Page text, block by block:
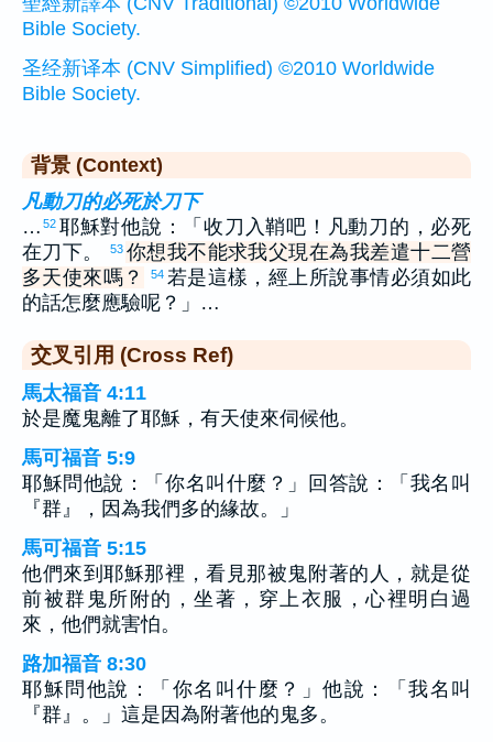
Bible Society.
圣经新译本 (CNV Simplified) ©2010 Worldwide
Bible Society.
背景 (Context)
凡動刀的必死於刀下
… 52 耶穌對他說：「收刀入鞘吧！凡動刀的，必死
在刀下。
53 你想我不能求我父現在為我差遣十二營
多天使來嗎？
54 若是這樣，經上所說事情必須如此
的話怎麼應驗呢？」…
交叉引用 (Cross Ref)
馬太福音 4:11
於是魔鬼離了耶穌，有天使來伺候他。
馬可福音 5:9
耶穌問他說：「你名叫什麼？」回答說：「我名叫
『群』，因為我們多的緣故。」
馬可福音 5:15
他們來到耶穌那裡，看見那被鬼附著的人，就是從
前被群鬼所附的，坐著，穿上衣服，心裡明白過
來，他們就害怕。
路加福音 8:30
耶穌問他說：「你名叫什麼？」他說：「我名叫
『群』。」這是因為附著他的鬼多。